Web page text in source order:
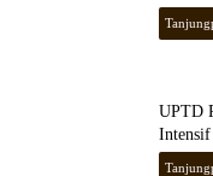
UPTD